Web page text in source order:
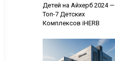
Детей на Айхерб 2024 —
Топ-7 Детских
Комплексов iHERB